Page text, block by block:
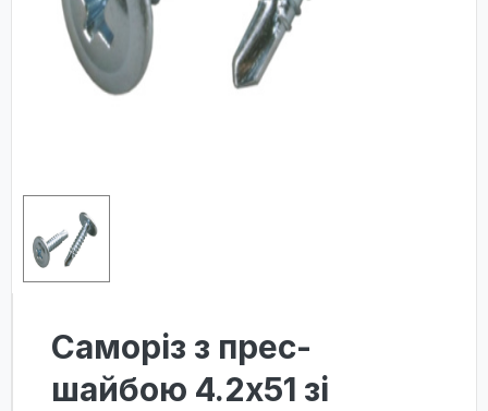
Саморіз з прес-
шайбою 4.2х51 зі